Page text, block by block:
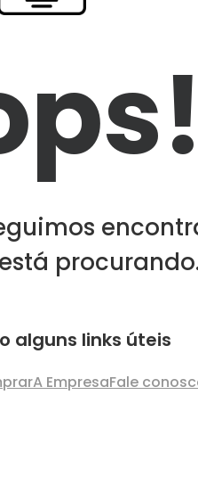
alguns links úteis
A EmpresaFale